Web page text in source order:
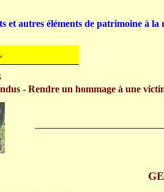
- Rendre un hommage à une
et autres éléments de patrimoine à la